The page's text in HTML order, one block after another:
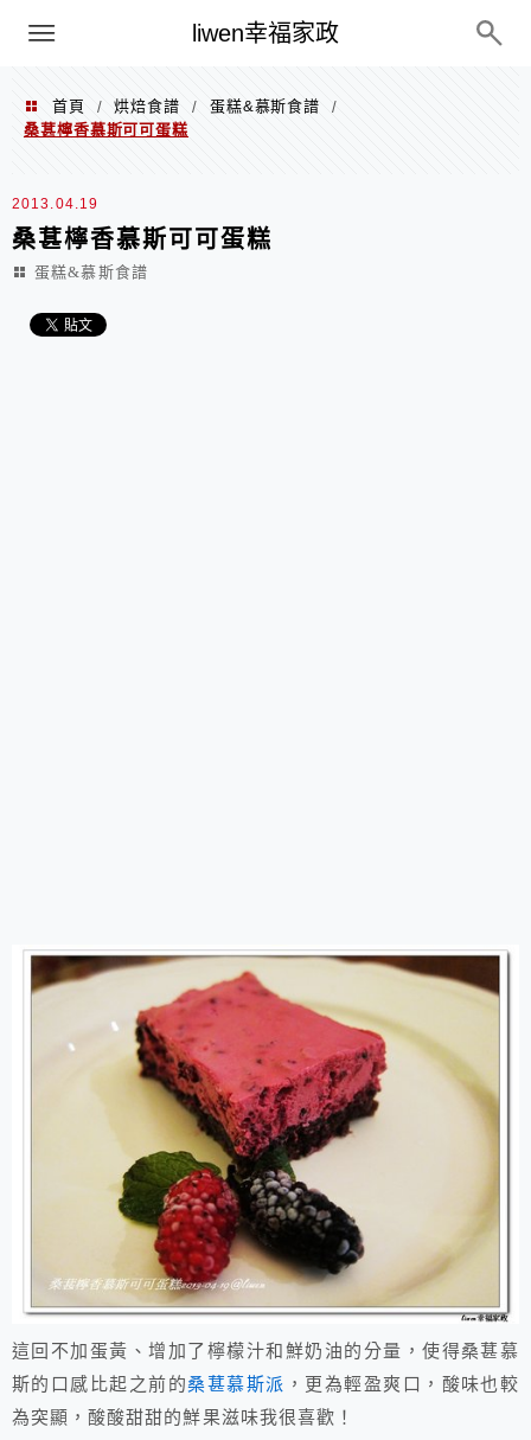
liwen幸福家政
menu
首頁 / 烘焙食譜 / 蛋糕&慕斯食譜
/
桑葚檸香慕斯可可蛋糕
2013.04.19
桑葚檸香慕斯可可蛋糕
蛋糕&慕斯食譜
這回不加蛋黃、增加了檸檬汁和鮮奶油的分量，使得桑葚慕
斯的口感比起之前的桑葚慕斯派 ，更為輕盈爽口，酸味也較
為突顯，酸酸甜甜的鮮果滋味我很喜歡！